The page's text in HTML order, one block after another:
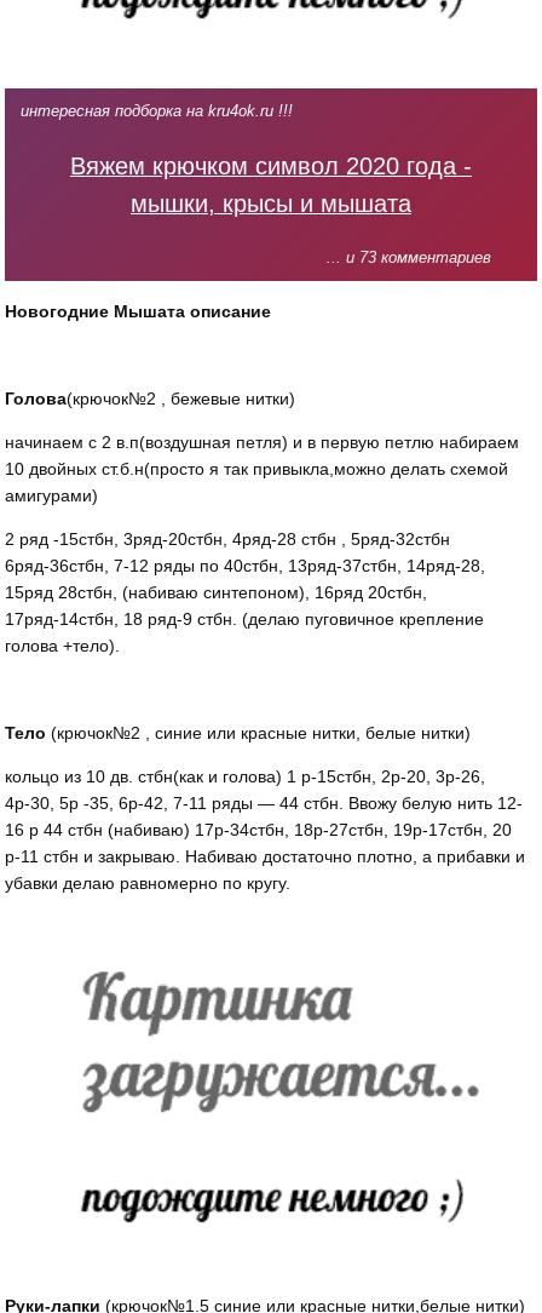
интересная подборка на kru4ok.ru !!!
Вяжем крючком символ 2020 года -
мышки, крысы и мышата
... и 73 комментариев
Новогодние Мышата описание
Голова(крючок№2 , бежевые нитки)
начинаем с 2 в.п(воздушная петля) и в первую петлю набираем
10 двойных ст.б.н(просто я так привыкла,можно делать схемой
амигурами)
2 ряд -15стбн, 3ряд-20стбн, 4ряд-28 стбн , 5ряд-32стбн
6ряд-36стбн, 7-12 ряды по 40стбн, 13ряд-37стбн, 14ряд-28,
15ряд 28стбн, (набиваю синтепоном), 16ряд 20стбн,
17ряд-14стбн, 18 ряд-9 стбн. (делаю пуговичное крепление
голова +тело).
Тело (крючок№2 , синие или красные нитки, белые нитки)
кольцо из 10 дв. стбн(как и голова) 1 р-15стбн, 2р-20, 3р-26,
4р-30, 5р -35, 6р-42, 7-11 ряды — 44 стбн. Ввожу белую нить 12-
16 р 44 стбн (набиваю) 17р-34стбн, 18р-27стбн, 19р-17стбн, 20
р-11 стбн и закрываю. Набиваю достаточно плотно, а прибавки и
убавки делаю равномерно по кругу.
Руки-лапки (крючок№1.5 синие или красные нитки,белые нитки)